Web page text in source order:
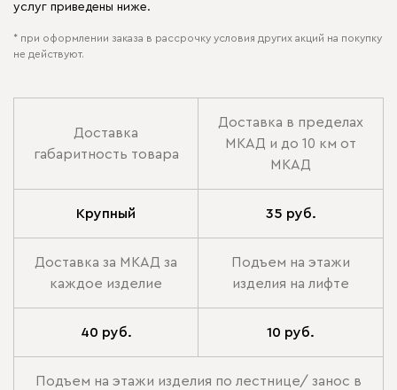
услуг приведены ниже.
* при оформлении заказа в рассрочку условия других акций на покупку
не действуют.
Доставка
габаритность товара
Доставка в пределах
МКАД и до 10 км от
МКАД
Крупный 35 руб.
Доставка за МКАД за
каждое изделие
Подъем на этажи
изделия на лифте
40 руб. 10 руб.
Подъем на этажи изделия по лестнице/ занос в